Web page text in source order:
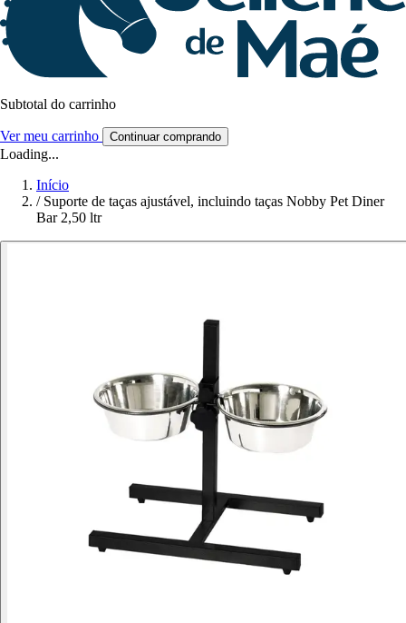
Subtotal do carrinho
Ver meu carrinho Continuar comprando
Loading...
Início
/ Suporte de taças ajustável, incluindo taças Nobby Pet Diner
Bar 2,50 ltr